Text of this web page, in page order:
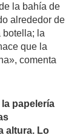
la bahía de
alrededor de
botella; la
que la
comenta
papelería
altura. Lo